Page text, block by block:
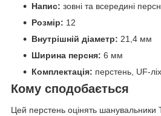
Напис: зовні та всередині
Розмір: 12
Внутрішній діаметр: 21,4 мм
Ширина персня: 6 мм
Комплектація: перстень, UF-
Кому сподобається
Цей перстень оцінять шанувальники